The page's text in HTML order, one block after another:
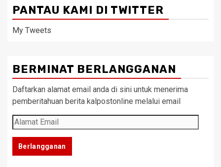
PANTAU KAMI DI TWITTER
My Tweets
BERMINAT BERLANGGANAN
Daftarkan alamat email anda di sini untuk menerima
pemberitahuan berita kalpostonline melalui email
Alamat
Email
Berlangganan